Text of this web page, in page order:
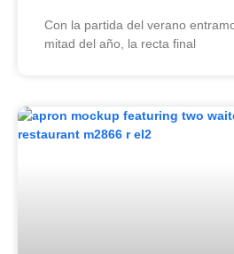
Con la partida del verano
mitad del año, la recta final